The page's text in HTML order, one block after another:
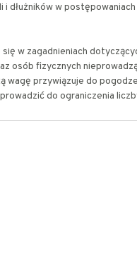
i dłużników w
w zagadnieniach
osób fizycznych
wagę przywiązuje do
do ograniczenia